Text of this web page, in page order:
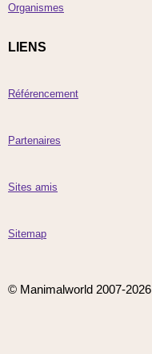
Organismes
LIENS
Référencement
Partenaires
Sites amis
Sitemap
© Manimalworld 2007-2026